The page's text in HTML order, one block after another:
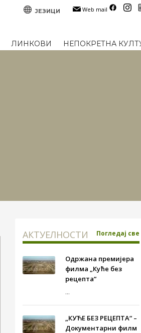
Web mail
ЈЕЗИЦИ
ЛИНКОВИ НЕПОКРЕТНА
АКТУЕЛНОСТИ Погледај све
Одржана премијера
филма „Куће без
рецепта“
...
„КУЋЕ БЕЗ РЕЦЕПТА“ –
Документарни филм